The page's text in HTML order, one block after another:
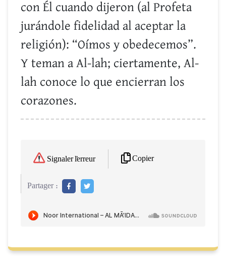
con Él cuando dijeron (al Profeta
jurándole fidelidad al aceptar la
religión): “Oímos y obedecemos”.
Y teman a Al-lah; ciertamente, Al-
lah conoce lo que encierran los
corazones.
Signaler l'erreur Copier
Partager :